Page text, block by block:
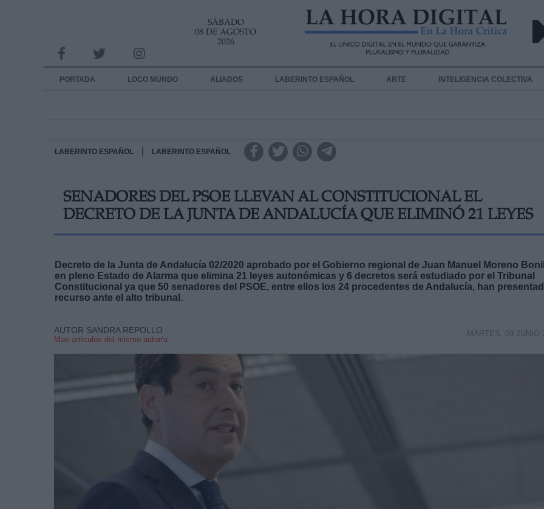
SÁBADO
08 DE AGOSTO
2026
PORTADA LOCO MUNDO ALIADOS LABERINTO ESPAÑOL ARTE INTELIGENCIA COLECTIVA
LABERINTO ESPAÑOL LABERINTO ESPAÑOL
SENADORES DEL PSOE LLEVAN AL CONSTITUCIONAL EL
DECRETO DE LA JUNTA DE ANDALUCÍA QUE ELIMINÓ 21 LEYES
Decreto de la Junta de Andalucía 02/2020 aprobado por el Gobierno regional de Juan Manuel Moreno
en pleno Estado de Alarma que elimina 21 leyes autonómicas y 6 decretos será estudiado por el Tribunal
Constitucional ya que 50 senadores del PSOE, entre ellos los 24 procedentes de Andalucía, han
recurso ante el alto tribunal.
AUTOR SANDRA REPOLLO
Mas artículos del mismo autor/a
MARTES, 09 JUNIO
INFORMACION SOBRE LA PROTECCIÓN DE TUS DATOS
Responsable:
Destinatarios:
link
Información adicional
link